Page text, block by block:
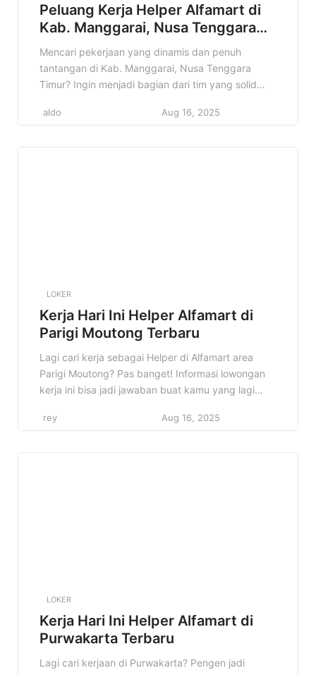
Peluang Kerja Helper Alfamart di
Kab. Manggarai, Nusa Tenggara
Timur Terbaru Tahun 2025
Mencari pekerjaan yang dinamis dan penuh
tantangan di Kab. Manggarai, Nusa Tenggara
Timur? Ingin menjadi bagian dari tim yang solid
toko? Informasi lowongan Helper Alfamart ini
aldo Aug 16, 2025
LOKER
Kerja Hari Ini Helper Alfamart di
Parigi Moutong Terbaru
Lagi cari kerja sebagai Helper di Alfamart area
Parigi Moutong? Pas banget! Informasi lowongan
kerja ini bisa jadi jawaban buat kamu yang lagi
bakal bahas tuntas semua detail tentang lowongan
rey Aug 16, 2025
LOKER
Kerja Hari Ini Helper Alfamart di
Purwakarta Terbaru
Lagi cari kerjaan di Purwakarta? Pengen jadi